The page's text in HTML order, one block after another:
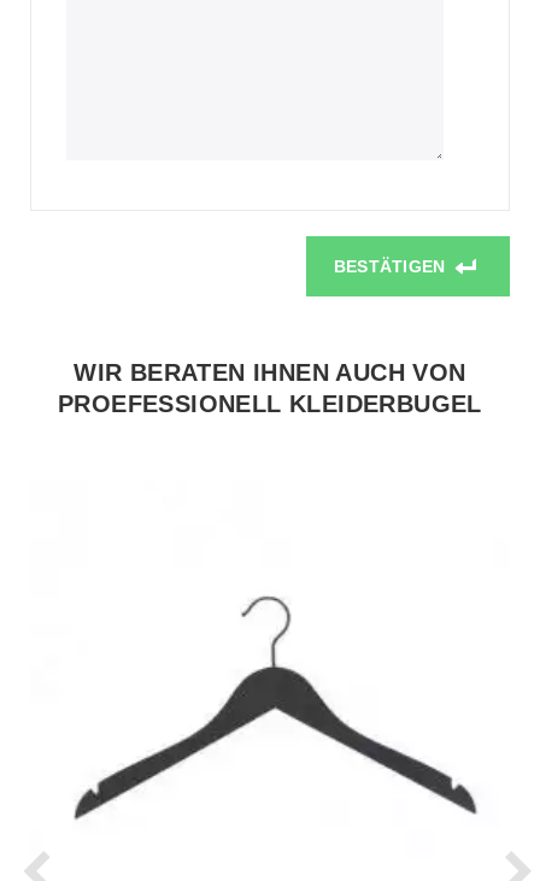
BESTÄTIGEN
WIR BERATEN IHNEN AUCH VON
PROEFESSIONELL KLEIDERBUGEL